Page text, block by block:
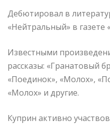
Дебютировал в
«Нейтральный» в газете
Известными
рассказы: «Гранатовый
«Поединок», «Молох»,
«Молох» и другие.
Куприн активно